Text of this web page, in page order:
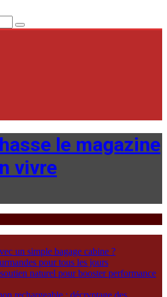
le magazine
vivre
un simple bagage cabine ?
pour tous les jours
naturel pour booster performance
rechargeable : décryptage des